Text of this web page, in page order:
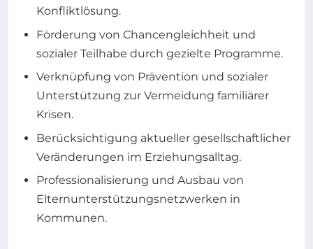
Konfliktlösung.
Förderung von Chancengleichheit und
sozialer Teilhabe durch gezielte Programme.
Verknüpfung von Prävention und sozialer
Unterstützung zur Vermeidung familiärer
Krisen.
Berücksichtigung aktueller gesellschaftlicher
Veränderungen im Erziehungsalltag.
Professionalisierung und Ausbau von
Elternunterstützungsnetzwerken in
Kommunen.